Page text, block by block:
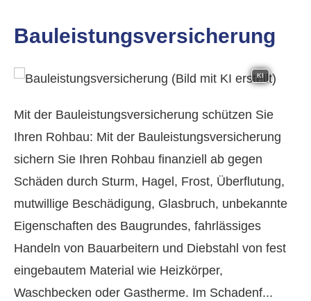
Bauleistungsversicherung
KI
Mit der Bauleistungsversicherung schützen Sie
Ihren Rohbau: Mit der Bauleistungsversicherung
sichern Sie Ihren Rohbau finanziell ab gegen
Schäden durch Sturm, Hagel, Frost, Überflutung,
mutwillige Beschädigung, Glasbruch, unbekannte
Eigenschaften des Baugrundes, fahrlässiges
Handeln von Bauarbeitern und Diebstahl von fest
eingebautem Material wie Heizkörper,
Waschbecken oder Gastherme. Im Schadenf...